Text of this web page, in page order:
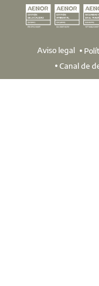
Aviso legal
Canal de